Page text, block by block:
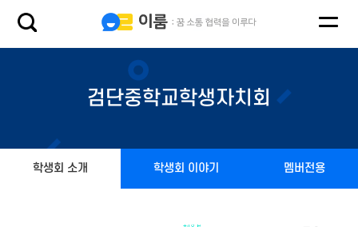
검단중학교학생자치회
학생회 소개 학생회 이야기 멤버전용